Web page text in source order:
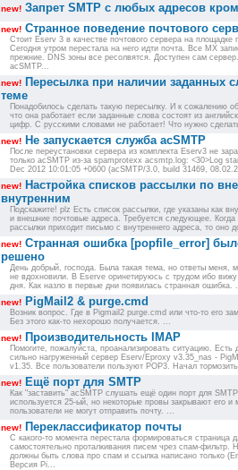
new! Запрет SMTP с любых адресов
new! Странное поведение почтового
Стоит Eserv 3 в качестве почтового сервера на площадке
Сегодня утром перестала на него идти почта. Все MX
прежние. DNS зоны все ресолвятся. Доступен сам
acSMTP...
new! Пересылка при наличии заданных
теме
Понадобилось сделать такую пересылку. И к сожалению
что она работает если заданные слова состоят из
цифр. С русскими словами не работает! Что нужно
new! Не запускается служба acSMTP
После переустановки сервера из комплекта Eserv3 не
только acSMTP из-за spamprotexx acsmtp.log: <30>Log
Dec 2012 10:01:05 +0600 (acSMTP/3.0, build 31469,
new! Настройка списков рассылки по
внутренним
Подскажите! plz Есть список рассылки, где указаны как
и внешние почтовые адреса. Требуется следующее. Когда
рассылки приходит письмо с внутреннего адреса, то оно
new! Странная ошибка [popfile_error]
решено
День добрый, господа. Была такая тема, но ответы меня,
не вдохновили. В Eserve оринетируюсь с трудом ибо
дня. Как назло в первые дни появилась странная ошибка.
new! PigMail2 & purge.cmd
Возник вопрос. Где в Pigmail2 purge.cmd или что-то его
Без этого как-то нехорошо получается. ...
new! Производительность IMAP
Помогите, пожалуйста, проанализировать ситуацию. Есть
сильно нагруженный сервер Eserv/Eproxy v3.35_nas -
v1.35. Все пользователи пользуют POP3. Начал
new! Ещё порт для SMTP
Как "заставить" acSMTP слушать ещё один порт для
используется 25-ый, но некоторые провы закрывают его и
пользователи не могут отправить почту. ...
new! Переклассификатор почты
С какого-то момента перестала формироваться страница
самостоятельно проталкивания писем чрез спам-фильтр.
должны быть слова про спам и ссылка написано только
Версия Pi...